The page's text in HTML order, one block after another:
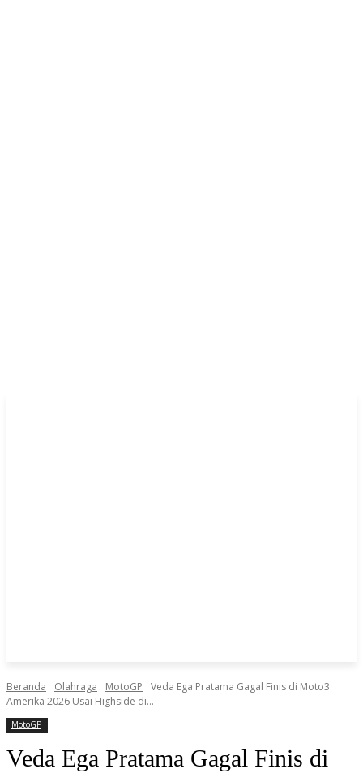
Beranda Olahraga MotoGP
Veda Ega Pratama Gagal Finis di Moto3
Amerika 2026 Usai Highside di...
MotoGP
Veda Ega Pratama Gagal Finis di